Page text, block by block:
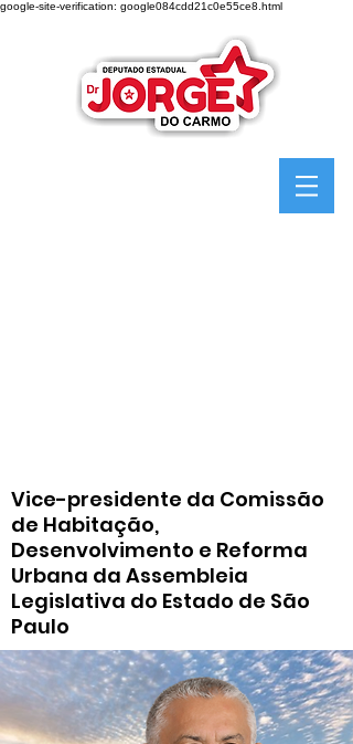
google-site-verification: google084cdd21c0e55ce8.html
Vice-presidente da Comissão
de Habitação,
Desenvolvimento e Reforma
Urbana da Assembleia
Legislativa do Estado de São
Paulo